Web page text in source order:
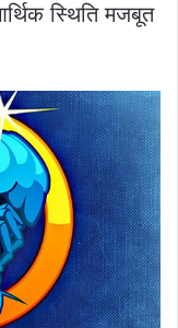
स्थिति मजबूत